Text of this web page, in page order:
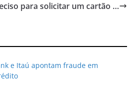
para solicitar um cartão …
e Itaú apontam fraude em